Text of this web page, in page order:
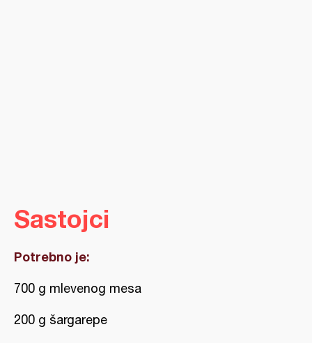
Sastojci
Potrebno je:
700 g mlevenog mesa
200 g šargarepe